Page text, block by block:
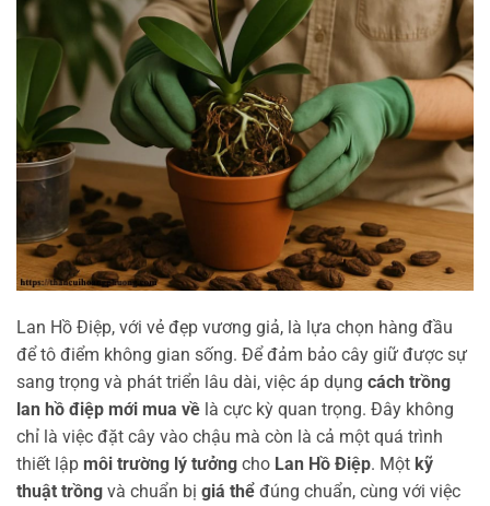
Lan Hồ Điệp, với vẻ đẹp vương giả, là lựa chọn hàng đầu
để tô điểm không gian sống. Để đảm bảo cây giữ được sự
sang trọng và phát triển lâu dài, việc áp dụng cách trồng
lan hồ điệp mới mua về là cực kỳ quan trọng. Đây không
chỉ là việc đặt cây vào chậu mà còn là cả một quá trình
thiết lập môi trường lý tưởng cho Lan Hồ Điệp. Một kỹ
thuật trồng và chuẩn bị giá thể đúng chuẩn, cùng với việc